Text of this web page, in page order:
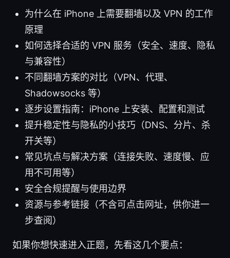
为什么在 iPhone 上需要翻墙以及 VPN 的工作
原理
如何选择合适的 VPN 服务（安全、速度、隐私
与兼容性）
不同翻墙方案的对比（VPN、代理、
Shadowsocks 等）
逐步设置指南：iPhone 上安装、配置和测试
提升稳定性与隐私的小技巧（DNS、分片、杀
开关等）
常见坑点与解决方案（连接失败、速度慢、应
用不可用等）
安全合规提醒与使用边界
资源与参考链接（不含可点击网址，供你进一
步查阅）
如果你想快速进入正题，先看这几个要点：